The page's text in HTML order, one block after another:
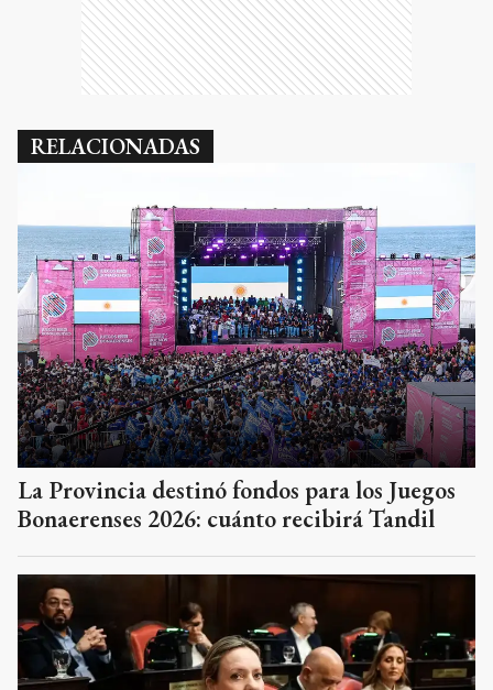
RELACIONADAS
La Provincia destinó fondos para los Juegos
Bonaerenses 2026: cuánto recibirá Tandil